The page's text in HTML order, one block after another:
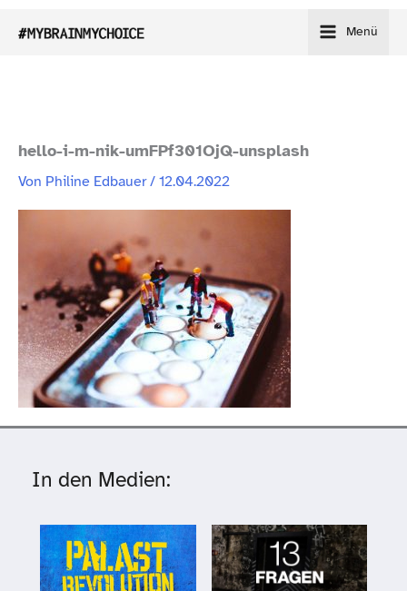
Inhalt
Menü
hello-​i-​m-​nik-​umFPf301OjQ-​unsplash
Von Philine Edbauer/12.04.2022
In den Medien: